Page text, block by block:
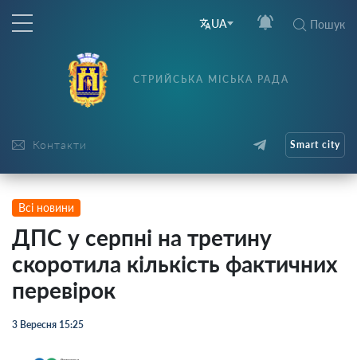
UA Пошук
Контакти
СТРИЙСЬКА МІСЬКА РАДА
Smart city
Всі новини
ДПС у серпні на третину
скоротила кількість фактичних
перевірок
3 Вересня 15:25